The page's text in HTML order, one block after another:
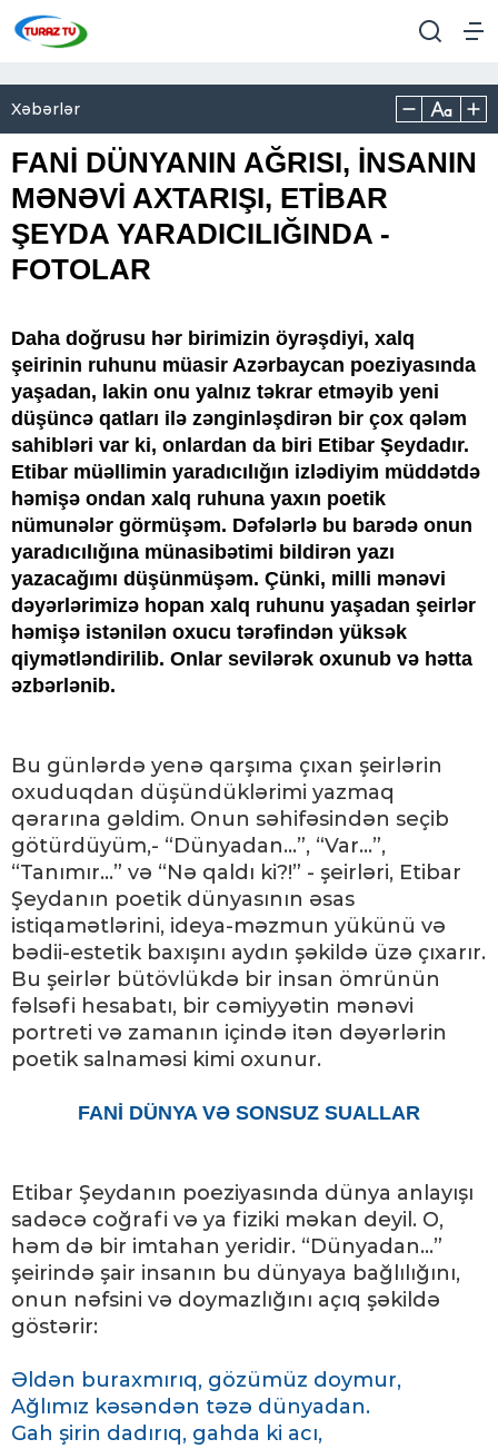
Xəbərlər
FANİ DÜNYANIN AĞRISI, İNSANIN
MƏNƏVİ AXTARIŞI, ETİBAR
ŞEYDA YARADICILIĞINDA -
FOTOLAR
Daha doğrusu hər birimizin öyrəşdiyi, xalq
şeirinin ruhunu müasir Azərbaycan poeziyasında
yaşadan, lakin onu yalnız təkrar etməyib yeni
düşüncə qatları ilə zənginləşdirən bir çox qələm
sahibləri var ki, onlardan da biri Etibar Şeydadır.
Etibar müəllimin yaradıcılığın izlədiyim müddətdə
həmişə ondan xalq ruhuna yaxın poetik
nümunələr görmüşəm. Dəfələrlə bu barədə onun
yaradıcılığına münasibətimi bildirən yazı
yazacağımı düşünmüşəm. Çünki, milli mənəvi
dəyərlərimizə hopan xalq ruhunu yaşadan şeirlər
həmişə istənilən oxucu tərəfindən yüksək
qiymətləndirilib. Onlar sevilərək oxunub və hətta
əzbərlənib.
Bu günlərdə yenə qarşıma çıxan şeirlərin
oxuduqdan düşündüklərimi yazmaq
qərarına gəldim. Onun səhifəsindən seçib
götürdüyüm,- “Dünyadan...”, “Var...”,
“Tanımır...” və “Nə qaldı ki?!” - şeirləri, Etibar
Şeydanın poetik dünyasının əsas
istiqamətlərini, ideya-məzmun yükünü və
bədii-estetik baxışını aydın şəkildə üzə çıxarır.
Bu şeirlər bütövlükdə bir insan ömrünün
fəlsəfi hesabatı, bir cəmiyyətin mənəvi
portreti və zamanın içində itən dəyərlərin
poetik salnaməsi kimi oxunur.
FANİ DÜNYA VƏ SONSUZ SUALLAR
Etibar Şeydanın poeziyasında dünya anlayışı
sadəcə coğrafi və ya fiziki məkan deyil. O,
həm də bir imtahan yeridir. “Dünyadan...”
şeirində şair insanın bu dünyaya bağlılığını,
onun nəfsini və doymazlığını açıq şəkildə
göstərir:
Əldən buraxmırıq, gözümüz doymur,
Ağlımız kəsəndən təzə dünyadan.
Gah şirin dadırıq, gahda ki acı,